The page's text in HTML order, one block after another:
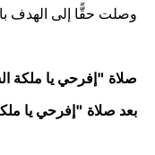
وصلت حقًّا إلى الهدف
صلاة "إفرحي يا ملكة
بعد صلاة "إفرحي يا